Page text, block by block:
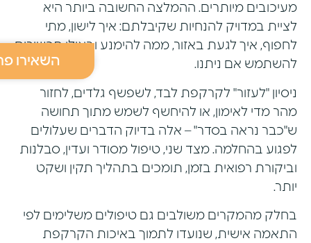
מעיכובים מיותרים. ההמלצה החשובה ביותר היא
לציית במדויק להנחיות שקיבלתם: איך לישון, מתי
לחפוף, איך לגעת באזור, ממה להימנע ובאילו תכשירים
להשתמש אם ניתנו.
ניסיון "לעזור" לקרקפת לבד, לשפשף גלדים, לחזור
מהר מדי לאימון, או להיחשף לשמש מתוך תחושה
ש"כבר נראה בסדר" – אלה בדיוק הדברים שעלולים
לפגוע בהחלמה. מצד שני, טיפול מסודר ועדין, סבלנות
וביקורת רפואית בזמן, תומכים בתהליך תקין ושקט
יותר.
בחלק מהמקרים משולבים גם טיפולים משלימים לפי
התאמה אישית, שנועדו לתמוך באיכות הקרקפת
השאירו